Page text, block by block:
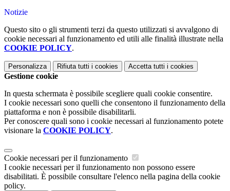
Notizie
Questo sito o gli strumenti terzi da questo utilizzati si avvalgono di
cookie necessari al funzionamento ed utili alle finalità illustrate nella
COOKIE POLICY.
Personalizza Rifiuta tutti i cookies Accetta tutti i cookies
Gestione cookie
In questa schermata è possibile scegliere quali cookie consentire.
I cookie necessari sono quelli che consentono il funzionamento della
piattaforma e non è possibile disabilitarli.
Per conoscere quali sono i cookie necessari al funzionamento potete
visionare la COOKIE POLICY.
Cookie necessari per il funzionamento
I cookie necessari per il funzionamento non possono essere
disabilitati. È possibile consultare l'elenco nella pagina della cookie
policy.